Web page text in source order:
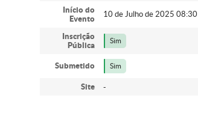
Início do
Evento
10 de Julho de 2025 08:30
Inscrição
Pública
Sim
Submetido Sim
Site -